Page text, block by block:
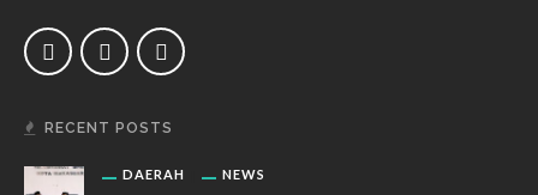
RECENT POSTS
DAERAH NEWS